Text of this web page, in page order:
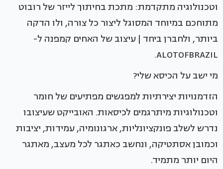
וטכנולוגיה מתקדמת: מתכת בחיתוך לייזר של רובוט
מתוחכם במיוחד המסוגל ליצור כל צורה, ולו הדקה
ביותר, ולחברן ביחד | עיצוב של האחים קמפנה ל-
ALOTOFBRAZIL.
מי ישב על הכיסא שלי?
הזדמנויות יצירתיות למפגשים מפתיעים של חומר
וטכנולוגיות מיתרגמים לכיסאות. האובייקט שעיצובו
נדרש לשלב פונקציונליות, ארגונומיה, עמידות, יציבות
וכמובן אסתטיקה, ונחשב כאתגר לכל מעצב, מאתגר
היום יותר מתמיד.